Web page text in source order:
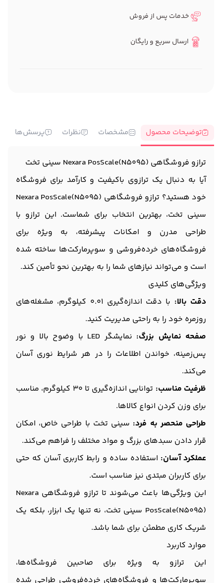
خدمات پس از فروش
ارسال سریع و رایگان
توضیحات محصول مشخصات نظرات پرسش‌ها
ترازو فروشگاهی Nexara PosScale(N5095) سینی تخت
آیا به دنبال یک ترازوی باکیفیت و کارآمد برای فروشگاه
خود هستید؟ ترازو فروشگاهی Nexara PosScale(N5095)
سینی تخت، بهترین انتخاب برای شماست. این ترازو با
طراحی مدرن و امکانات پیشرفته، به ویژه برای
فروشگاه‌های خرده‌فروشی و سوپرمارکت‌ها ساخته شده
است و می‌تواند نیازهای شما را به بهترین نحو تأمین کند.
ویژگی‌های کلیدی
دقت بالا:
با دقت اندازه‌گیری 0.01 کیلوگرم، مشغله‌های
روزمره خود را به راحتی مدیریت کنید.
صفحه نمایش بزرگ:
نمایشگر LED با وضوح بالا و نور
پس‌زمینه، خواندن اطلاعات را در هر شرایط نوری آسان
می‌کند.
ظرفیت مناسب:
توانایی اندازه‌گیری تا 30 کیلوگرم، مناسب
برای وزن کردن انواع کالاها.
طراحی منحصر به فرد: سینی تخت با طراحی خاص، امکان
قرار دادن سبدهای بزرگ و مواد مختلف را فراهم می‌کند.
عملکرد آسان: استفاده ساده و رابط کاربری آسان که حتی
برای کاربران مبتدی نیز مناسب است.
این ویژگی‌ها باعث می‌شوند تا ترازو فروشگاهی Nexara
PosScale(N5095) سینی تخت، نه تنها یک ابزار، بلکه یک
شریک کاری مطمئن برای شما باشد.
موارد کاربرد
این ترازو به ویژه برای صاحبین فروشگاه‌ها،
سوپرمارکت‌ها و فروشگاه‌های خرده‌فروشی طراحی شده